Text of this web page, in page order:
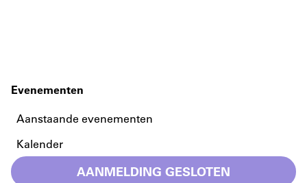
Evenementen
Aanstaande evenementen
Kalender
AANMELDING GESLOTEN